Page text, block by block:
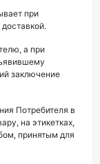
при
а при
заключение
Потребителя в
на этикетках,
принятым для